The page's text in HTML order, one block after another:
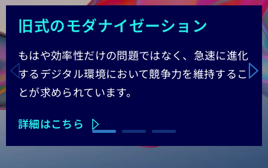
旧式のモダナイゼーション
もはや効率性だけの問題ではなく、急速に進化
するデジタル環境において競争力を維持するこ
とが求められています。
詳細はこちら